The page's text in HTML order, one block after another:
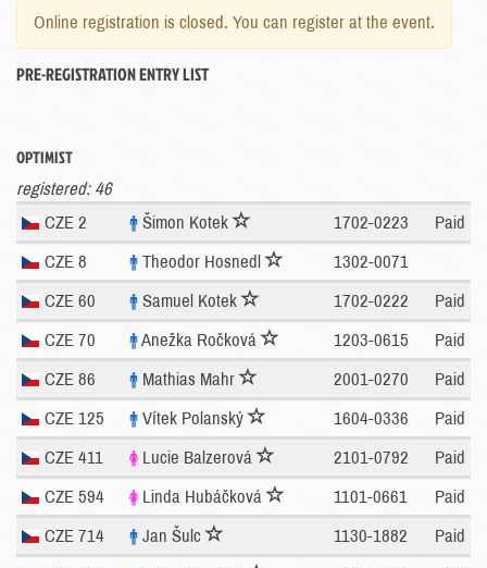
Online registration is closed. You can register at the event.
PRE-REGISTRATION ENTRY LIST
OPTIMIST
registered: 46
CZE 2
Šimon Kotek 1702-0223 Paid
CZE 8 Theodor Hosnedl 1302-0071
CZE 60 Samuel Kotek 1702-0222 Paid
CZE 70 Anežka Ročková 1203-0615 Paid
CZE 86 Mathias Mahr 2001-0270 Paid
CZE 125 Vítek Polanský 1604-0336 Paid
CZE 411 Lucie Balzerová 2101-0792 Paid
CZE 594 Linda Hubáčková 1101-0661 Paid
CZE 714 Jan Šulc 1130-1882 Paid